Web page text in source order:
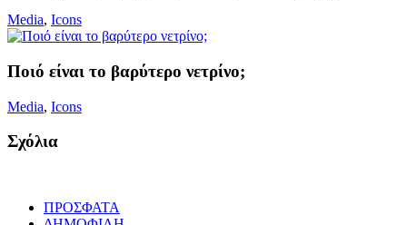
Media, Icons
Ποιό είναι το βαρύτερο νετρίνο;
Media, Icons
Σχόλια
ΠΡΟΣΦΑΤΑ